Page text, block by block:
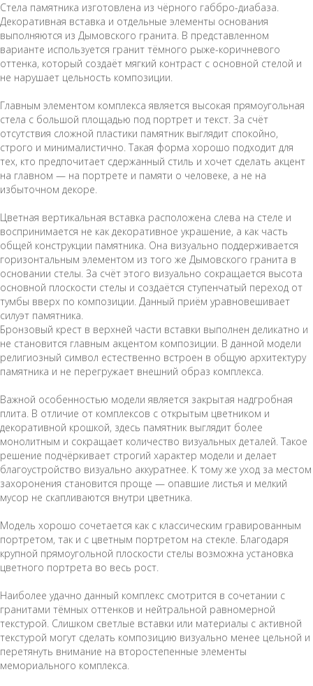
Стела памятника изготовлена из чёрного габбро-диабаза.
Декоративная вставка и отдельные элементы основания
выполняются из Дымовского гранита. В представленном
варианте используется гранит тёмного рыже-коричневого
оттенка, который создаёт мягкий контраст с основной стелой и
не нарушает цельность композиции.
Главным элементом комплекса является высокая прямоугольная
стела с большой площадью под портрет и текст. За счёт
отсутствия сложной пластики памятник выглядит спокойно,
строго и минималистично. Такая форма хорошо подходит для
тех, кто предпочитает сдержанный стиль и хочет сделать акцент
на главном — на портрете и памяти о человеке, а не на
избыточном декоре.
Цветная вертикальная вставка расположена слева на стеле и
воспринимается не как декоративное украшение, а как часть
общей конструкции памятника. Она визуально поддерживается
горизонтальным элементом из того же Дымовского гранита в
основании стелы. За счёт этого визуально сокращается высота
основной плоскости стелы и создаётся ступенчатый переход от
тумбы вверх по композиции. Данный приём уравновешивает
силуэт памятника.
Бронзовый крест в верхней части вставки выполнен деликатно и
не становится главным акцентом композиции. В данной модели
религиозный символ естественно встроен в общую архитектуру
памятника и не перегружает внешний образ комплекса.
Важной особенностью модели является закрытая надгробная
плита. В отличие от комплексов с открытым цветником и
декоративной крошкой, здесь памятник выглядит более
монолитным и сокращает количество визуальных деталей. Такое
решение подчёркивает строгий характер модели и делает
благоустройство визуально аккуратнее. К тому же уход за местом
захоронения становится проще — опавшие листья и мелкий
мусор не скапливаются внутри цветника.
Модель хорошо сочетается как с классическим гравированным
портретом, так и с цветным портретом на стекле. Благодаря
крупной прямоугольной плоскости стелы возможна установка
цветного портрета во весь рост.
Наиболее удачно данный комплекс смотрится в сочетании с
гранитами тёмных оттенков и нейтральной равномерной
текстурой. Слишком светлые вставки или материалы с активной
текстурой могут сделать композицию визуально менее цельной и
перетянуть внимание на второстепенные элементы
мемориального комплекса.